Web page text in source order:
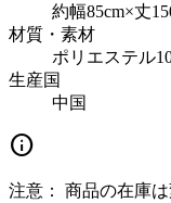
約幅85cm×丈
材質・素材
ポリエステル
生産国
中国
info
注意：
商品の在庫